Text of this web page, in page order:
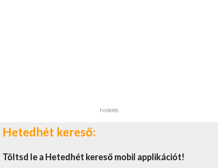
hirdetés
Hetedhét kereső:
Töltsd le a Hetedhét kereső mobil applikációt!